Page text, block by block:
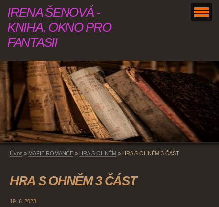
IRENA ŠENOVÁ -
KNIHA, OKNO PRO
FANTASII
Úvod » MAFIE ROMANCE » HRA S OHNĚM » HRA S OHNĚM 3 ČÁST
HRA S OHNĚM 3 ČÁST
19. 6. 2023